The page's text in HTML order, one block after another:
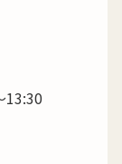
13:30